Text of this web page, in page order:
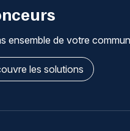
ensemble de votre
les solutions